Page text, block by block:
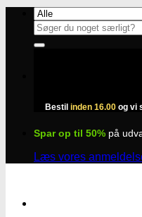
Fortsæt
indhold
Søg
efter:
Bestil inden 16.00 og vi
Spar op til 50% på
Læs vores